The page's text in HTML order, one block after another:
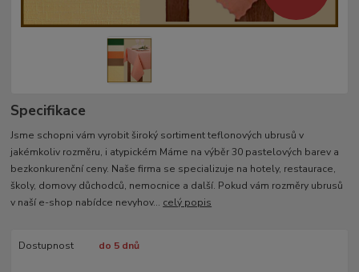
Specifikace
Jsme schopni vám vyrobit široký sortiment teflonových ubrusů v
jakémkoliv rozměru, i atypickém Máme na výběr 30 pastelových barev a
bezkonkurenční ceny. Naše firma se specializuje na hotely, restaurace,
školy, domovy důchodců, nemocnice a další. Pokud vám rozměry ubrusů
v naší e-shop nabídce nevyhov... celý popis
Dostupnost do 5 dnů